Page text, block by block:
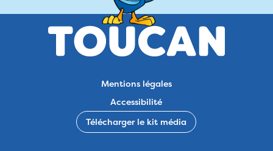
Mentions légales
Accessibilité
Télécharger le kit média